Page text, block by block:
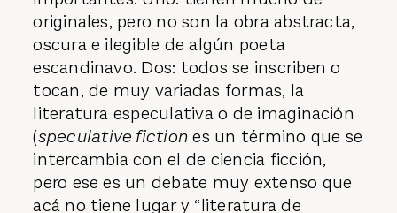
originales, pero no son la obra abstracta,
oscura e ilegible de algún poeta
escandinavo. Dos: todos se inscriben o
tocan, de muy variadas formas, la
literatura especulativa o de imaginación
(speculative fictiones un término que se
intercambia con el de ciencia ficción,
pero ese es un debate muy extenso que
acá no tiene lugar y “literatura de